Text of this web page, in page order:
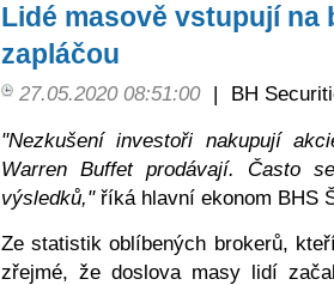
Lidé masově vstupují na
zapláčou
27.05.2020 08:51:00 |
BH
"Nezkušení investoři nakupují
Warren Buffet prodávají. Často
výsledků,"říká hlavní ekonom BHS
Ze statistik oblíbených brokerů,
zřejmé, že doslova masy lidí